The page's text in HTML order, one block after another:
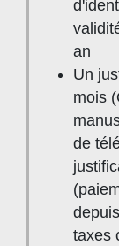
an
Un
mois
de
taxes